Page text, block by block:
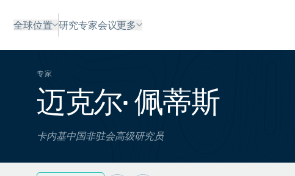
全球位置 研究专家会议更多
专家
迈克尔• 佩蒂斯
卡内基中国非驻会高级研究员